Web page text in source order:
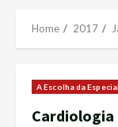
Home 2017
A Escolha da